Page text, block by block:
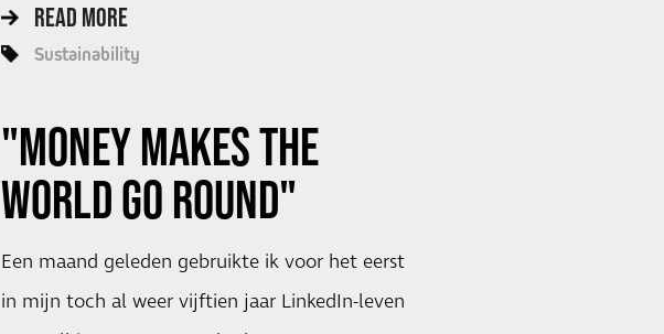
READ MORE
Sustainability
"MONEY MAKES THE
WORLD GO ROUND"
Een maand geleden gebruikte ik voor het eerst
in mijn toch al weer vijftien jaar LinkedIn-leven